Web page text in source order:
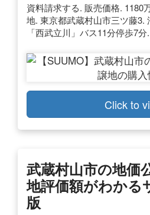
資料請求する. 販売価格. 1180
地. 東京都武蔵村山市三ツ藤3.
「西武立川」バス11分停歩7
Click to
武蔵村山市の地価
地評価額がわかる
版